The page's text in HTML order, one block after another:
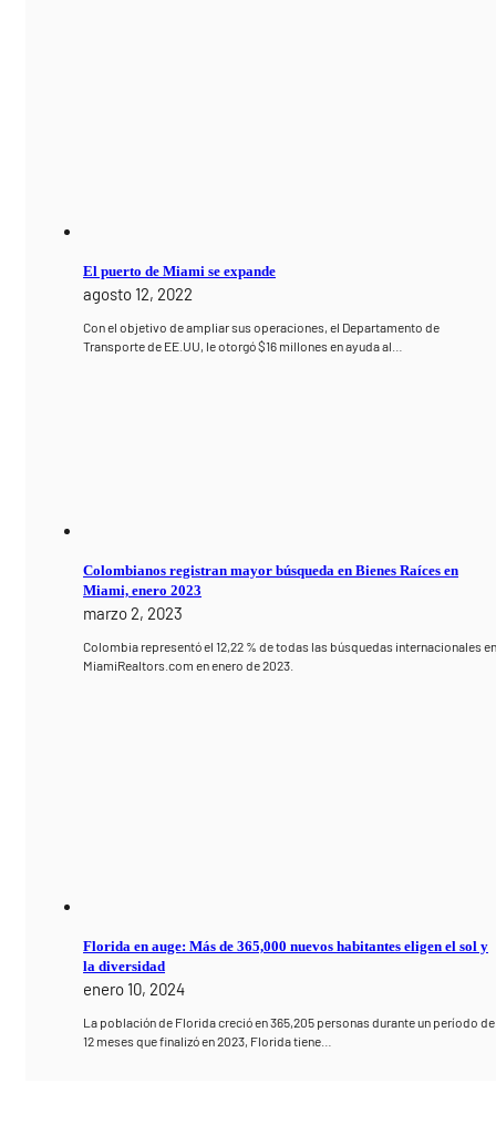
El puerto de Miami se expande
agosto 12, 2022
Con el objetivo de ampliar sus operaciones, el Departamento de
Transporte de EE.UU, le otorgó $16 millones en ayuda al…
Colombianos registran mayor búsqueda en Bienes Raíces en
Miami, enero 2023
marzo 2, 2023
Colombia representó el 12,22 % de todas las búsquedas internacionales
MiamiRealtors.com en enero de 2023.
Florida en auge: Más de 365,000 nuevos habitantes eligen el sol y
la diversidad
enero 10, 2024
La población de Florida creció en 365,205 personas durante un período de
12 meses que finalizó en 2023, Florida tiene…